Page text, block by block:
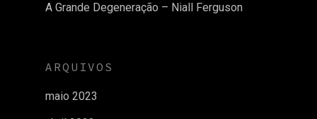
A Grande Degeneração – Niall Ferguson
ARQUIVOS
maio 2023